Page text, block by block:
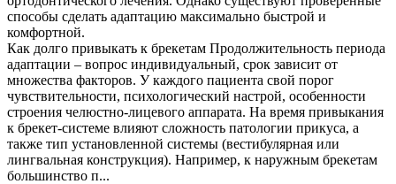
способы сделать адаптацию максимально быстрой и
комфортной.
Как долго привыкать к брекетам Продолжительность периода
адаптации – вопрос индивидуальный, срок зависит от
множества факторов. У каждого пациента свой порог
чувствительности, психологический настрой, особенности
строения челюстно-лицевого аппарата. На время привыкания
к брекет-системе влияют сложность патологии прикуса, а
также тип установленной системы (вестибулярная или
лингвальная конструкция). Например, к наружным брекетам
большинство п...